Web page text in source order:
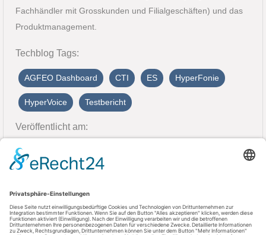
Fachhändler mit Grosskunden und Filialgeschäften) und das
Produktmanagement.
Techblog Tags:
AGFEO Dashboard CTI ES HyperFonie
HyperVoice Testbericht
Veröffentlicht am:
20. September 2024
Kontakt
AGFEO GmbH & Co. KG